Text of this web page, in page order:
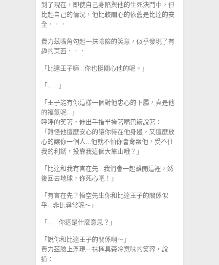
到了現在，即使自己身陷與他的生死決鬥中，但
比起自己的情況，他比較關心的依舊是比達的安
全．．．
費力茲嘴角勾起一抹陰險的笑意，似乎發現了有
趣的東西．．．
「比達王子嘛…你也挺關心他的呢。」
「……」
「王子能有你這樣一個對他忠心的下屬，真是他
的福氣呢…」
呼呼的笑著，伸出手指半掩著嘴巴續說著：
「難怪他這麼安心的讓你待在他身邊，又這麼放
心的讓你一個人…他就不怕你會背叛他，受不住
我的利誘，投靠我這個大靠山哦？」
「比達和我有言在先…我們會一起離開這裡，然
後回去地球，你死心吧！」
「有言在先？悟空先生你和比達王子的關係似
乎…非比尋常呢～」
「……你這是什麼意思？」
「說你和比達王子的關係啊～」
費力茲臉上浮現一抹極具森冷意味的笑容，說
道：